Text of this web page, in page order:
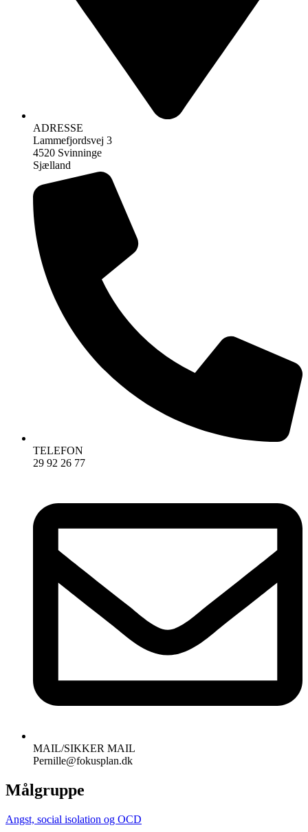
ADRESSE
Lammefjordsvej 3
4520 Svinninge
Sjælland
TELEFON
29 92 26 77
MAIL/SIKKER MAIL
Pernille@fokusplan.dk
Målgruppe
Angst, social isolation og OCD